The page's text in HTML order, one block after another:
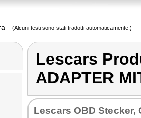
(Alcuni testi sono stati tradotti automaticamente.)
Lescars
ADAPTER
Lescars OBD Stecker,